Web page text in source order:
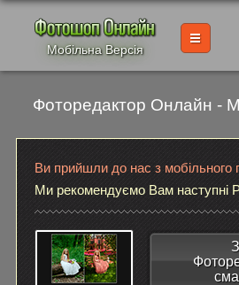
Мобільна Версія
Фоторедактор Онлайн -
Ви прийшли до нас з мобільного
Ми рекомендуємо Вам наступні